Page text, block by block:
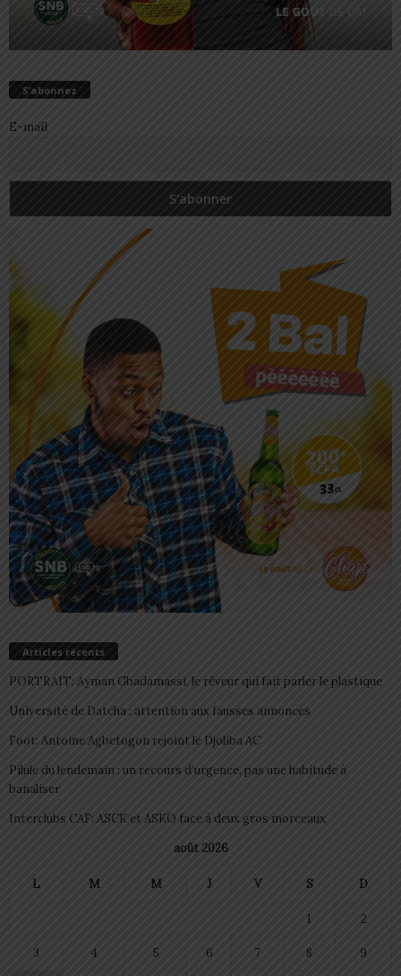
S’abonnez
E-mail
Articles récents
PORTRAIT: Ayman Gbadamassi, le rêveur qui fait parler le plastique
Université de Datcha : attention aux fausses annonces
Foot: Antoine Agbetogon rejoint le Djoliba AC
Pilule du lendemain : un recours d’urgence, pas une habitude à
banaliser
Interclubs CAF: ASCK et ASKO face à deux gros morceaux
août 2026
L M M J V S D
1 2
3 4 5 6 7 8 9